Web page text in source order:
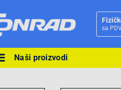
sa
Ova postavka
Naši proizvodi